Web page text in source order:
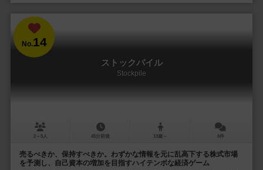
No.14
ストックパイル
Stockpile
2～5人 45分前後 13歳～ 6件
売るべきか、保持すべきか。わずかな情報を元に乱高下する株式市場
を予測し、自己資本の増加を目指すハイテンポな経済ゲーム